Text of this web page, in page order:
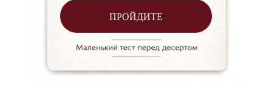
ПРОЙДИТЕ